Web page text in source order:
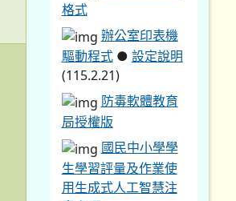
格式
辦公室印表機
驅動程式● 設定說明
(115.2.21)
防毒軟體教育
局授權版
國民中小學學
生學習評量及作業使
用生成式人工智慧注